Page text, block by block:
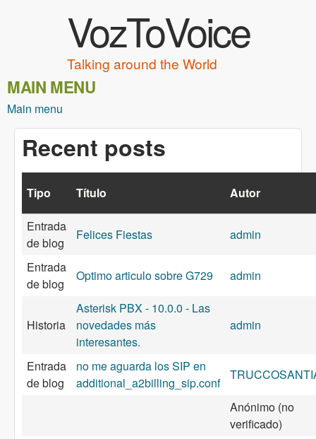
VozToVoice
Talking around the World
MAIN MENU
Main menu
Recent posts
Tipo Título Autor
Entrada
de blog
Felices Fiestas
admin
Entrada
de blog
Optimo articulo sobre G729 admin
Historia
Asterisk PBX - 10.0.0 - Las
novedades más
interesantes.
admin
Entrada
de blog
no me aguarda los SIP en
additional_a2billing_sip.conf
Anónimo (no
verificado)